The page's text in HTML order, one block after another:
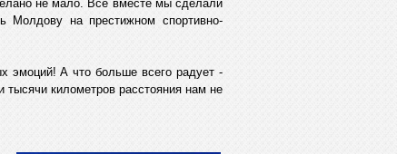
не мало. Все вместе мы сделали
Молдову на престижном спортивно-
эмоций! А что больше всего радует -
километров расстояния нам не